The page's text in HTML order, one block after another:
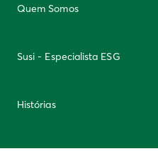
Quem Somos
Susi - Especialista ESG
Histórias
Newsletter